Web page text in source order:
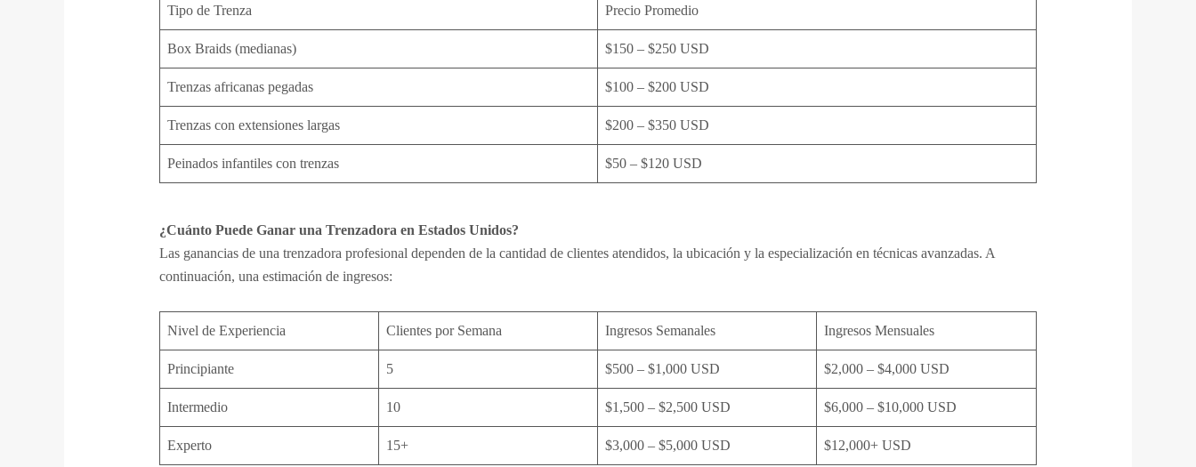
Tipo de Trenza Precio Promedio
Box Braids (medianas) $150 – $250 USD
Trenzas africanas pegadas $100 – $200 USD
Trenzas con extensiones largas $200 – $350 USD
Peinados infantiles con trenzas $50 – $120 USD
¿Cuánto Puede Ganar una Trenzadora en Estados Unidos?
Las ganancias de una trenzadora profesional dependen de la cantidad de clientes atendidos, la ubicación y la especialización en técnicas avanzadas. A
continuación, una estimación de ingresos:
Nivel de Experiencia Clientes por Semana Ingresos Semanales Ingresos Mensuales
Principiante 5 $500 – $1,000 USD $2,000 – $4,000 USD
Intermedio 10 $1,500 – $2,500 USD $6,000 – $10,000 USD
Experto 15+ $3,000 – $5,000 USD $12,000+ USD